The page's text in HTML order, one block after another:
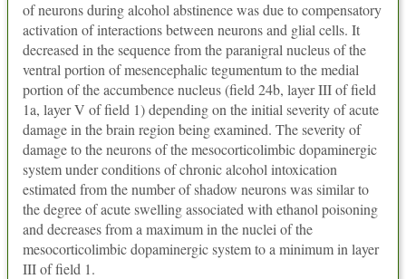
of neurons during alcohol abstinence was due to compensatory
activation of interactions between neurons and glial cells. It
decreased in the sequence from the paranigral nucleus of the
ventral portion of mesencephalic tegumentum to the medial
portion of the accumbence nucleus (field 24b, layer III of field
1a, layer V of field 1) depending on the initial severity of acute
damage in the brain region being examined. The severity of
damage to the neurons of the mesocorticolimbic dopaminergic
system under conditions of chronic alcohol intoxication
estimated from the number of shadow neurons was similar to
the degree of acute swelling associated with ethanol poisoning
and decreases from a maximum in the nuclei of the
mesocorticolimbic dopaminergic system to a minimum in layer
III of field 1.